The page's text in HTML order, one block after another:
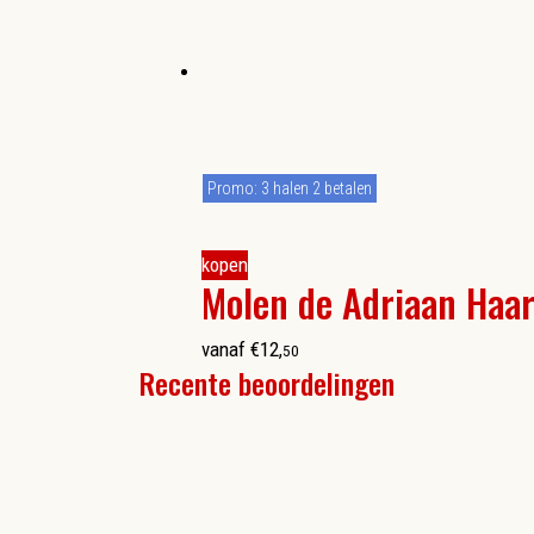
kopen
Molen de Adriaan
Promo: 3 halen 2 betalen
vanaf €12,50
Recente beoordelingen